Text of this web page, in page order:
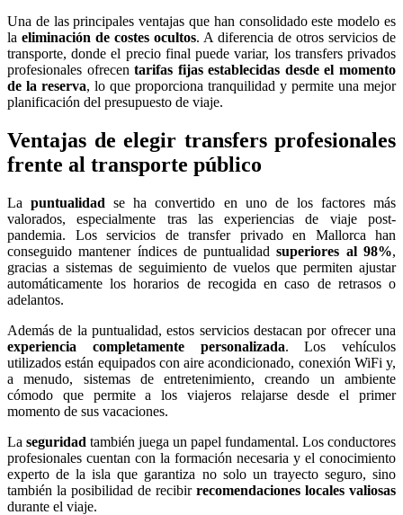
Una de las principales ventajas que han consolidado este modelo es
la eliminación de costes ocultos. A diferencia de otros servicios de
transporte, donde el precio final puede variar, los transfers privados
profesionales ofrecentarifas fijas establecidas desde el momento
de la reserva, lo que proporciona tranquilidad y permite una mejor
planificación del presupuesto de viaje.
Ventajas de elegir transfers profesionales
frente al transporte público
Lapuntualidad se ha convertido en uno de los factores más
valorados, especialmente tras las experiencias de viaje post-
pandemia. Los servicios de transfer privado en Mallorca han
conseguido mantener índices de puntualidadsuperiores al 98%,
gracias a sistemas de seguimiento de vuelos que permiten ajustar
automáticamente los horarios de recogida en caso de retrasos o
adelantos.
Además de la puntualidad, estos servicios destacan por ofrecer una
experiencia completamente personalizada. Los vehículos
utilizados están equipados con aire acondicionado, conexión WiFi y,
a menudo, sistemas de entretenimiento, creando un ambiente
cómodo que permite a los viajeros relajarse desde el primer
momento de sus vacaciones.
La seguridad también juega un papel fundamental. Los conductores
profesionales cuentan con la formación necesaria y el conocimiento
experto de la isla que garantiza no solo un trayecto seguro, sino
también la posibilidad de recibir recomendaciones locales valiosas
durante el viaje.